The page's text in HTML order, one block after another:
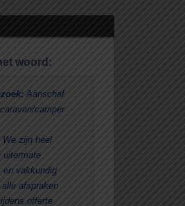
woord:
Aanschaf
camper
We zijn heel
uitermate
en vakkundig
afspraken
offerte